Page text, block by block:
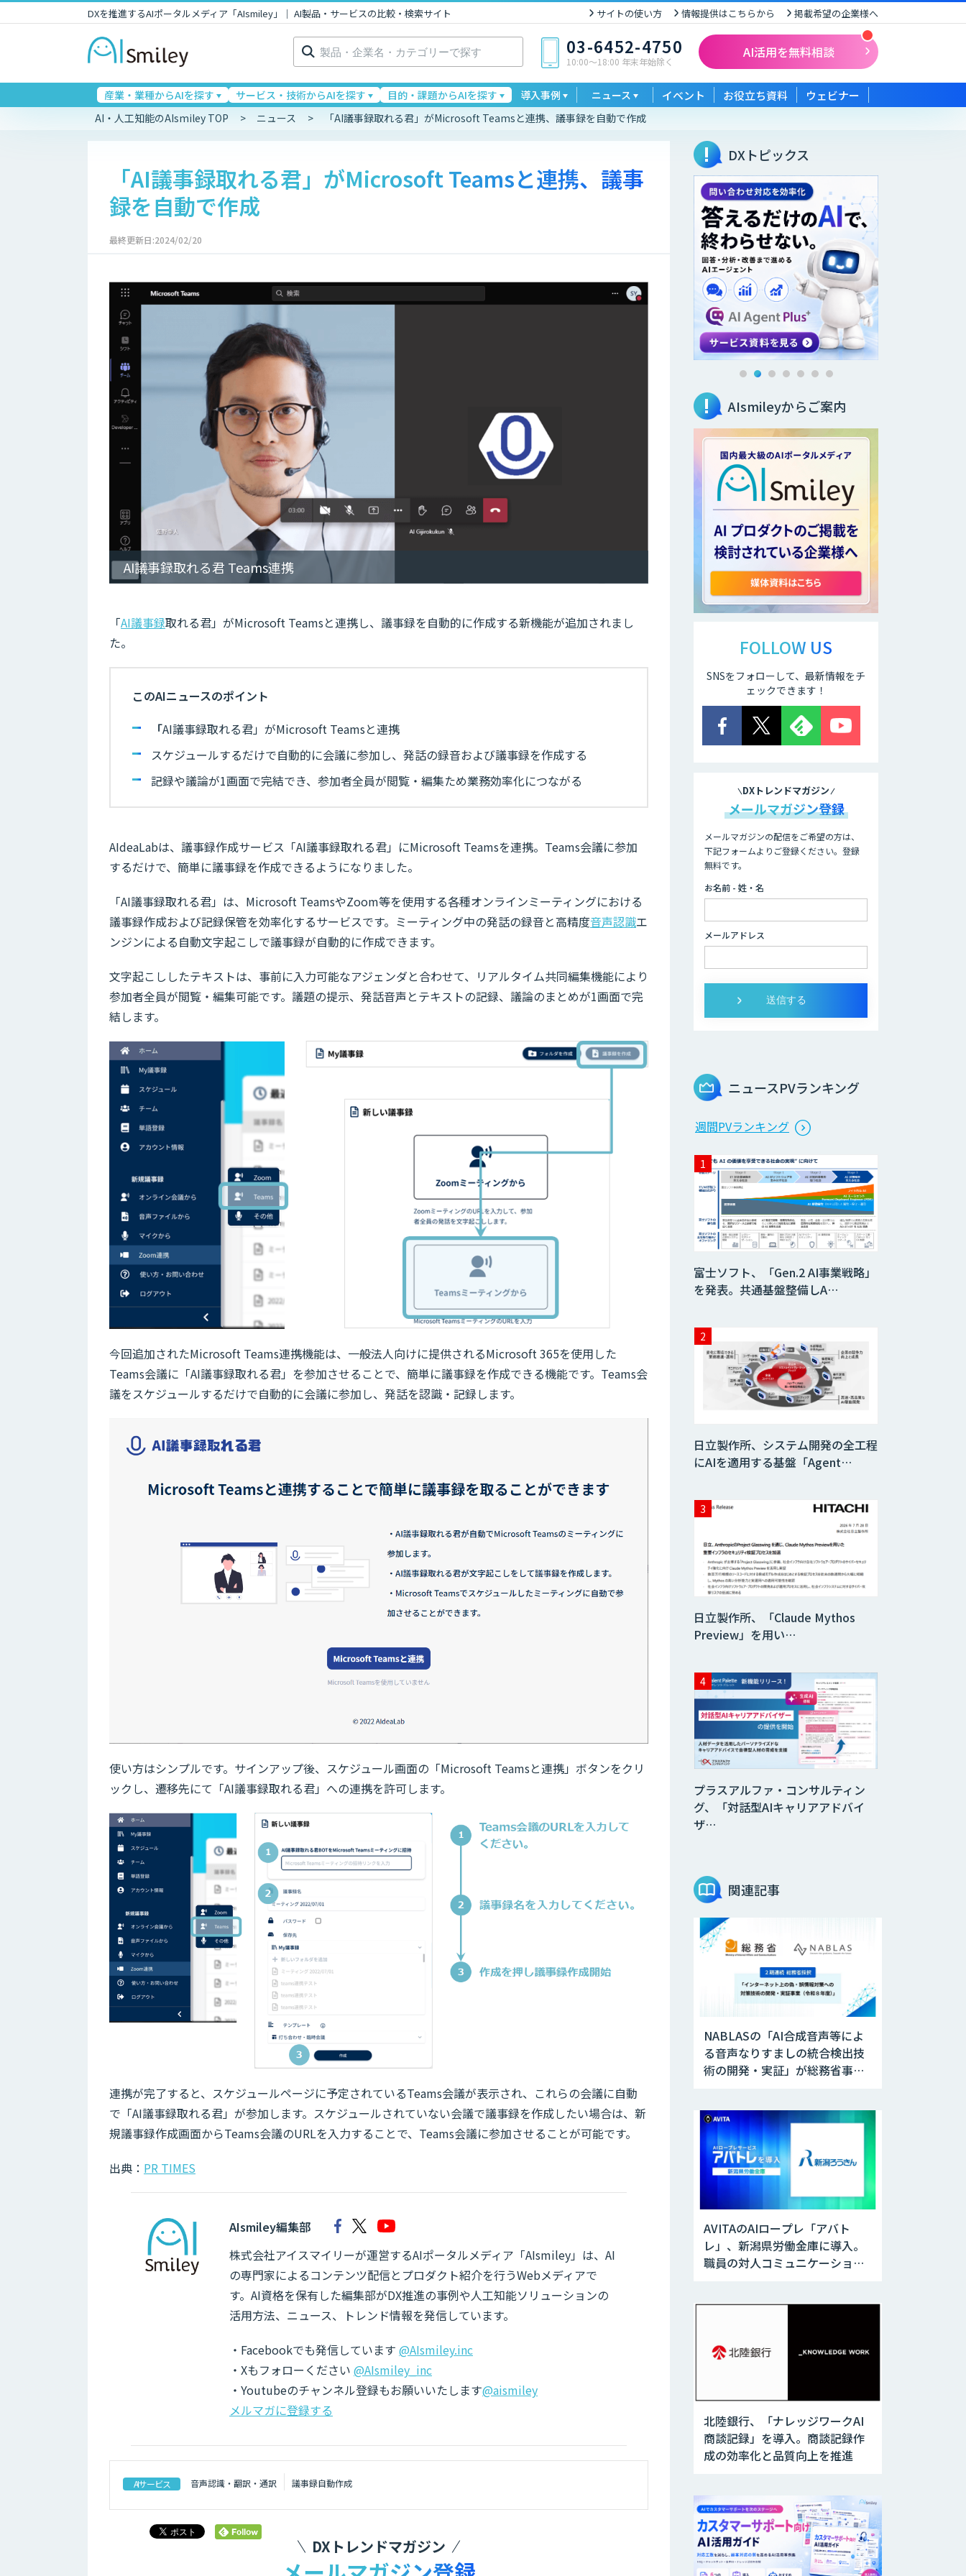
DXを推進するAIポータルメディア「AIsmiley」｜ AI製品・サービスの比較・検索サイト サイトの使い方 情報提供はこちらから 掲載希望の企業様へ
検
索: 03-6452-4750
10:00〜18:00 年末年始除く
AI活用を無料相談
産業・業種からAIを探す サービス・技術からAIを探す 目的・課題からAIを探す 導入事例 ニュース イベント お役立ち資料 ウェビナー
AI・人工知能のAIsmiley TOP ニュース 「AI議事録取れる君」がMicrosoft Teamsと連携、議事録を自動で作成
「AI議事録取れる君」がMicrosoft Teamsと連携、議事
録を自動で作成
最終更新日:2024/02/20
AI議事録取れる君 Teams連携
「AI議事録取れる君」がMicrosoft Teamsと連携し、議事録を自動的に作成する新機能が追加されまし
た。
このAIニュースのポイント
「AI議事録取れる君」がMicrosoft Teamsと連携
スケジュールするだけで自動的に会議に参加し、発話の録音および議事録を作成する
記録や議論が1画面で完結でき、参加者全員が閲覧・編集ため業務効率化につながる
AIdeaLabは、議事録作成サービス「AI議事録取れる君」にMicrosoft Teamsを連携。Teams会議に参加
するだけで、簡単に議事録を作成できるようになりました。
「AI議事録取れる君」は、Microsoft TeamsやZoom等を使用する各種オンラインミーティングにおける
議事録作成および記録保管を効率化するサービスです。ミーティング中の発話の録音と高精度音声認識エ
ンジンによる自動文字起こしで議事録が自動的に作成できます。
文字起こししたテキストは、事前に入力可能なアジェンダと合わせて、リアルタイム共同編集機能により
参加者全員が閲覧・編集可能です。議題の提示、発話音声とテキストの記録、議論のまとめが1画面で完
結します。
今回追加されたMicrosoft Teams連携機能は、一般法人向けに提供されるMicrosoft 365を使用した
Teams会議に「AI議事録取れる君」を参加させることで、簡単に議事録を作成できる機能です。Teams会
議をスケジュールするだけで自動的に会議に参加し、発話を認識・記録します。
使い方はシンプルです。サインアップ後、スケジュール画面の「Microsoft Teamsと連携」ボタンをクリ
ックし、遷移先にて「AI議事録取れる君」への連携を許可します。
連携が完了すると、スケジュールページに予定されているTeams会議が表示され、これらの会議に自動
で「AI議事録取れる君」が参加します。スケジュールされていない会議で議事録を作成したい場合は、新
規議事録作成画面からTeams会議のURLを入力することで、Teams会議に参加させることが可能です。
出典： PR TIMES
AIsmiley編集部
株式会社アイスマイリーが運営するAIポータルメディア「AIsmiley」は、AI
の専門家によるコンテンツ配信とプロダクト紹介を行うWebメディアで
す。AI資格を保有した編集部がDX推進の事例や人工知能ソリューションの
活用方法、ニュース、トレンド情報を発信しています。
・Facebookでも発信しています @AIsmiley.inc
・Xもフォローください @AIsmiley_inc
・Youtubeのチャンネル登録もお願いいたします@aismiley
メルマガに登録する
AIサービス 音声認識・翻訳・通訳 議事録自動作成
DXトレンドマガジン
DXトピックス
AIsmileyからご案内
FOLLOW US
SNSをフォローして、最新情報をチ
ェックできます！
DXトレンドマガジン
メールマガジン登録
メールマガジンの配信をご希望の方は、
下記フォームよりご登録ください。登録
無料です。
お名前 - 姓・名
メールアドレス
ニュースPVランキング
週間PVランキング
富士ソフト、「Gen.2 AI事業戦略」
を発表。共通基盤整備しA…
日立製作所、システム開発の全工程
にAIを適用する基盤「Agent…
日立製作所、「Claude Mythos
Preview」を用い…
プラスアルファ・コンサルティン
グ、「対話型AIキャリアアドバイ
ザ…
関連記事
NABLASの「AI合成音声等によ
る音声なりすましの統合検出技
術の開発・実証」が総務省事業
AVITAのAIロープレ「アバト
レ」、新潟県労働金庫に導入。
職員の対人コミュニケーション
北陸銀行、「ナレッジワークAI
商談記録」を導入。商談記録作
成の効率化と品質向上を推進